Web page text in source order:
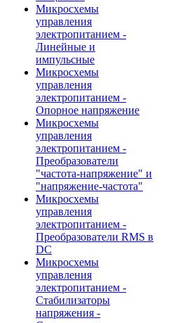
Микросхемы
управления
электропитанием -
Линейные и
импульсные
Микросхемы
управления
электропитанием -
Опорное напряжение
Микросхемы
управления
электропитанием -
Преобразователи
"частота-напряжение" и
"напряжение-частота"
Микросхемы
управления
электропитанием -
Преобразователи RMS в
DC
Микросхемы
управления
электропитанием -
Стабилизаторы
напряжения -